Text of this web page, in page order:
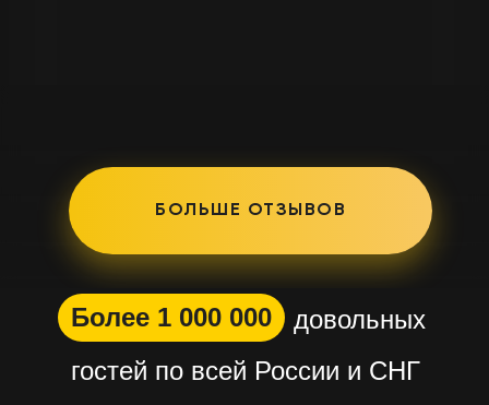
БОЛЬШЕ ОТЗЫВОВ
Более 1 000 000
довольных
гостей по всей России и СНГ